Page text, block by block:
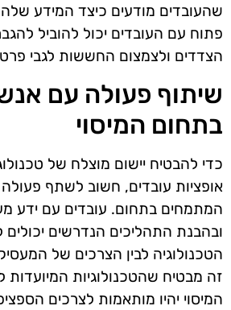
שהעובדים מודעים כיצד המידע
פתוח עם העובדים יכול להוביל
הצדדים ולצמצום החששות לגבי
שיתוף פעולה עם
בתחום המיסוי
כדי להבטיח יישום מוצלח של
אופציות עובדים, חשוב לשתף
המתמחים בתחום. עובדים עם ידע
ובהבנת התהליכים הנדרשים יכולים
הטכנולוגיה לבין הצרכים של
זה מבטיח שהטכנולוגיות המיועדות
המיסוי יהיו מותאמות לצרכים